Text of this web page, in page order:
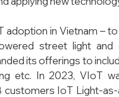
in Vietnam –
street light and
its offerings to
etc. In 2023, VIoT
IoT Light-